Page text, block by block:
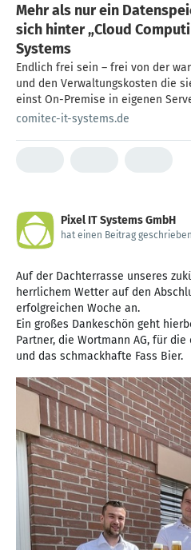
Mehr als nur ein
sich hinter „Cloud
Systems
Endlich frei sein – frei von der
und den Verwaltungskosten die
einst On-Premise in eigenen
wird nun immer häufiger durch
comitec-it-systems.de
Pixel IT Systems GmbH
hat einen Beitrag geschrieben
Auf der Dachterrasse unseres
herrlichem Wetter auf den
erfolgreichen Woche an.
Ein großes Dankeschön geht
Partner, die Wortmann AG, für
und das schmackhafte Fass Bier.